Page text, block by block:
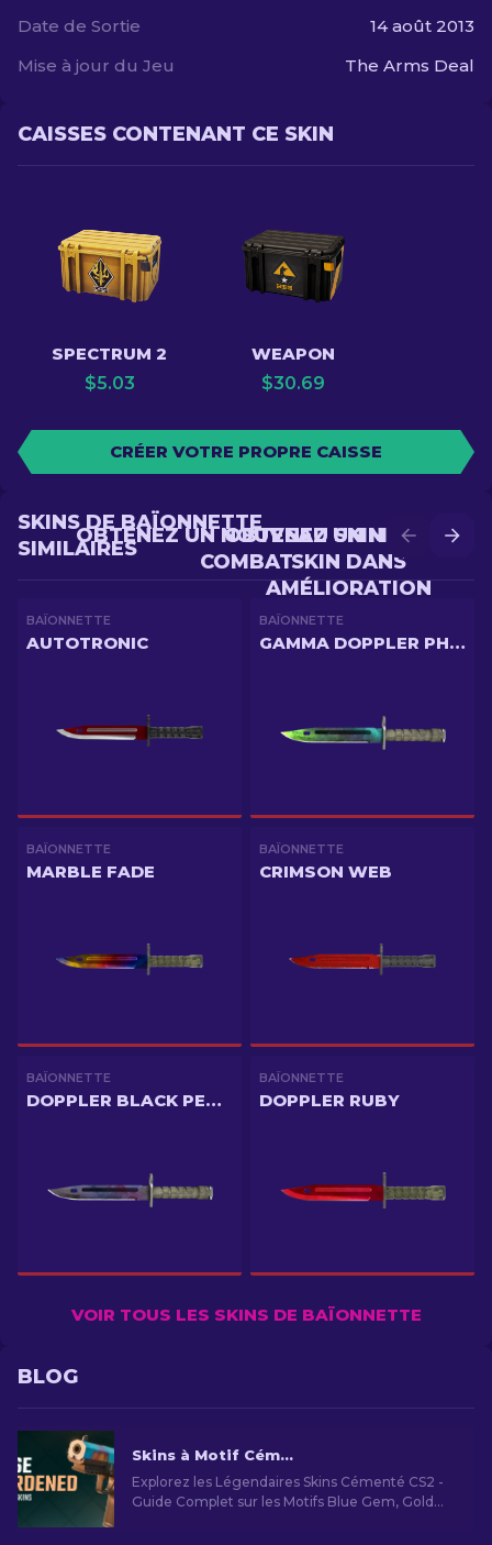
Date de Sortie
14 août 2013
Mise à jour du Jeu
The Arms Deal
CAISSES CONTENANT CE SKIN
SPECTRUM 2
$5.03
WEAPON
$30.69
CRÉER VOTRE PROPRE CAISSE
OBTENEZ UN MEILLEUR
SKIN DANS
AMÉLIORATION
OBTENEZ UN NOUVEAU SKIN EN
COMBAT
SKINS DE BAÏONNETTE
SIMILAIRES
BAÏONNETTE
AUTOTRONIC
BAÏONNETTE
GAMMA DOPPLER PHASE 4
BAÏONNETTE
MARBLE FADE
BAÏONNETTE
CRIMSON WEB
BAÏONNETTE
DOPPLER BLACK PEARL
BAÏONNETTE
DOPPLER RUBY
VOIR TOUS LES SKINS DE BAÏONNETTE
BLOG
Skins à Motif Cémenté dans CS2: Guide Complet [2026]
Explorez les Légendaires Skins Cémenté CS2 -
Guide Complet sur les Motifs Blue Gem, Gold